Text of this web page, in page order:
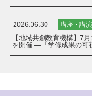
2026.06.30 講座・講
【地域共創教育機構】7
を開催 ―「学修成果の可